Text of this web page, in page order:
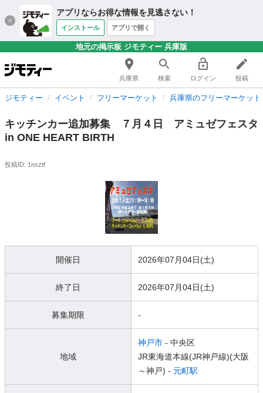
アプリならお得な情報を見逃さない！
インストール アプリで開く
地元の掲示板 ジモティー 兵庫版
兵庫県 検索 ログイン 投稿
ジモティー イベント フリーマーケット 兵庫県のフリーマーケット
キッチンカー追加募集 ７月４日 アミュゼフェスタ
in ONE HEART BIRTH
投稿ID: 1nsztf
開催日 2026年07月04日(土)
終了日 2026年07月04日(土)
募集期限 -
地域
神戸市 - 中央区
JR東海道本線(JR神戸線)(大阪
～神戸) - 元町駅